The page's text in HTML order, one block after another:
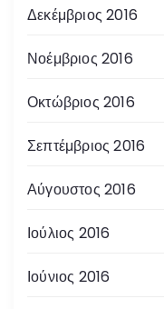
Δεκέμβριος 2016
Νοέμβριος 2016
Οκτώβριος 2016
Σεπτέμβριος 2016
Αύγουστος 2016
Ιούλιος 2016
Ιούνιος 2016